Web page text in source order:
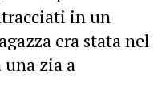
in un
era stata nel
zia a